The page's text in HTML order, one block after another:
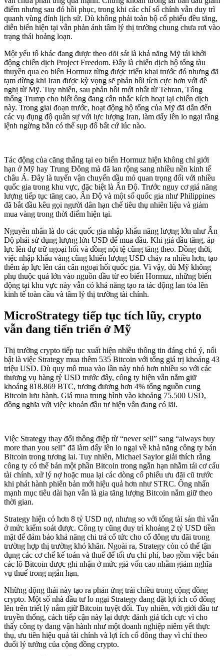
điểm nhưng sau đó hồi phục, trong khi các chỉ số chính vẫn duy trì
quanh vùng đỉnh lịch sử. Dù không phải toàn bộ cổ phiếu đều tăng,
diễn biến hiện tại vẫn phản ánh tâm lý thị trường chung chưa rơi vào
trạng thái hoảng loạn.
Một yếu tố khác đang được theo dõi sát là khả năng Mỹ tái khởi
động chiến dịch Project Freedom. Đây là chiến dịch hộ tống tàu
thuyền qua eo biển Hormuz từng được triển khai trước đó nhưng đã
tạm dừng khi Iran được kỳ vọng sẽ phản hồi tích cực hơn với đề
nghị từ Mỹ. Tuy nhiên, sau phản hồi mới nhất từ Tehran, Tổng
thống Trump cho biết ông đang cân nhắc kích hoạt lại chiến dịch
này. Trong giai đoạn trước, hoạt động hộ tống của Mỹ đã dẫn đến
các vụ đụng độ quân sự với lực lượng Iran, làm dấy lên lo ngại rằng
lệnh ngừng bắn có thể sụp đổ bất cứ lúc nào.
Tác động của căng thẳng tại eo biển Hormuz hiện không chỉ giới
hạn ở Mỹ hay Trung Đông mà đã lan rộng sang nhiều nền kinh tế
châu Á. Đây là tuyến vận chuyển dầu mỏ quan trọng đối với nhiều
quốc gia trong khu vực, đặc biệt là Ấn Độ. Trước nguy cơ giá năng
lượng tiếp tục tăng cao, Ấn Độ và một số quốc gia như Philippines
đã bắt đầu kêu gọi người dân hạn chế tiêu thụ nhiên liệu và giảm
mua vàng trong thời điểm hiện tại.
Nguyên nhân là do các quốc gia nhập khẩu năng lượng lớn như Ấn
Độ phải sử dụng lượng lớn USD để mua dầu. Khi giá dầu tăng, áp
lực lên dự trữ ngoại hối và đồng nội tệ cũng tăng theo. Đồng thời,
việc nhập khẩu vàng cũng khiến lượng USD chảy ra nhiều hơn, tạo
thêm áp lực lên cán cân ngoại hối quốc gia. Vì vậy, dù Mỹ không
phụ thuộc quá lớn vào nguồn dầu từ eo biển Hormuz, những biến
động tại khu vực này vẫn có khả năng tạo ra tác động lan tỏa lên
kinh tế toàn cầu và tâm lý thị trường tài chính.
MicroStrategy tiếp tục tích lũy, crypto
vẫn đang tiến triển ở Mỹ
Thị trường crypto tiếp tục xuất hiện nhiều thông tin đáng chú ý, nổi
bật là việc Strategy mua thêm 535 Bitcoin với tổng giá trị khoảng 43
triệu USD. Dù quy mô mua vào lần này nhỏ hơn nhiều so với các
thương vụ hàng tỷ USD trước đây, công ty hiện vẫn nắm giữ
khoảng 818.869 BTC, tương đương hơn 4% tổng nguồn cung
Bitcoin lưu hành. Giá mua trung bình vào khoảng 75.500 USD,
đồng nghĩa với việc khoản đầu tư hiện vẫn đang có lãi.
Việc Strategy thay đổi thông điệp từ “never sell” sang “always buy
more than you sell” đã làm dấy lên lo ngại về khả năng công ty bán
Bitcoin trong tương lai. Tuy nhiên, Michael Saylor giải thích rằng
công ty có thể bán một phần Bitcoin trong ngắn hạn nhằm tái cơ cấu
tài chính, xử lý nợ hoặc mua lại các dòng cổ phiếu ưu đãi cũ trước
khi phát hành phiên bản mới hiệu quả hơn như STRC. Ông nhấn
mạnh mục tiêu dài hạn vẫn là gia tăng lượng Bitcoin nắm giữ theo
thời gian.
Strategy hiện có hơn 8 tỷ USD nợ, nhưng so với tổng tài sản thì vẫn
ở mức kiểm soát được. Công ty cũng duy trì khoảng 2 tỷ USD tiền
mặt để đảm bảo khả năng chi trả cổ tức cho cổ đông ưu đãi trong
trường hợp thị trường khó khăn. Ngoài ra, Strategy còn có thể tận
dụng các cơ chế kế toán và thuế để tối ưu chi phí, bao gồm việc bán
các lô Bitcoin được ghi nhận ở mức giá vốn cao nhằm giảm nghĩa
vụ thuế trong ngắn hạn.
Những động thái này tạo ra phản ứng trái chiều trong cộng đồng
crypto. Một số nhà đầu tư lo ngại Strategy đang đặt lợi ích cổ đông
lên trên triết lý nắm giữ Bitcoin tuyệt đối. Tuy nhiên, với giới đầu tư
truyền thống, cách tiếp cận này lại được đánh giá tích cực vì cho
thấy công ty đang vận hành như một doanh nghiệp niêm yết thực
thụ, ưu tiên hiệu quả tài chính và lợi ích cổ đông thay vì chỉ theo
đuổi lý tưởng của cộng đồng crypto.